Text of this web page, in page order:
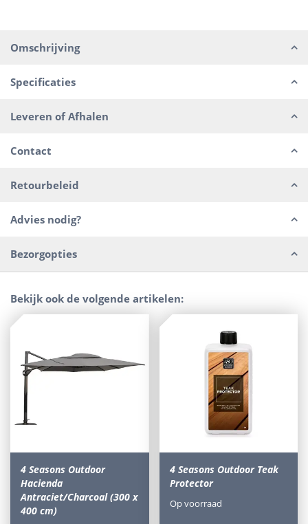
Omschrijving
Specificaties
Leveren of Afhalen
Contact
Retourbeleid
Advies nodig?
Bezorgopties
Bekijk ook de volgende artikelen:
4 Seasons Outdoor
Hacienda
Antraciet/Charcoal (300 x
400 cm)
4 Seasons Outdoor Teak
Protector
Op voorraad